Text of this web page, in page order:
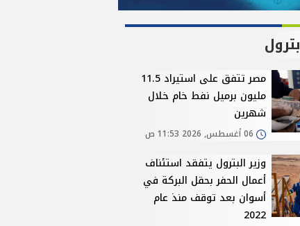
بترول
مصر تتفق على استيراد 11.5
مليون برميل نفط خام خلال
شهرين
06 أغسطس, 2026 11:53 ص
وزير البترول يتفقد استئناف
أعمال الحفر بحقل البركة في
أسوان بعد توقف منذ عام
2022